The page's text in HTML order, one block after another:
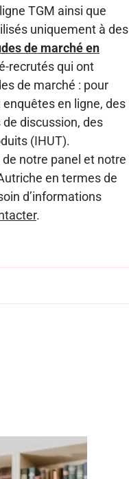
TGM ainsi que
uniquement à des
de marché en
recrutés qui ont
de marché : pour
en ligne, des
discussion, des
(IHUT).
notre panel et notre
en termes de
d’informations
.